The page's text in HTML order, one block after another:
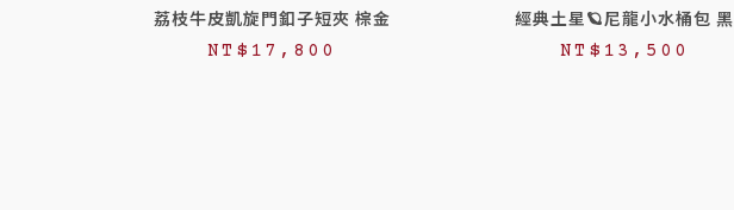
荔枝牛皮凱旋門釦子短夾 棕金
NT$ 17,800
經典土星🪐尼龍小水桶包 黑
NT$ 13,500